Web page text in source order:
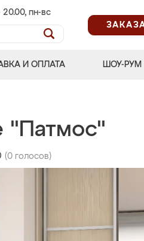
20.00, пн-вс
И ОПЛАТА ШОУ-РУМ
"Патмос"
(0 голосов)